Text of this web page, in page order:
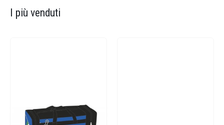
I più venduti